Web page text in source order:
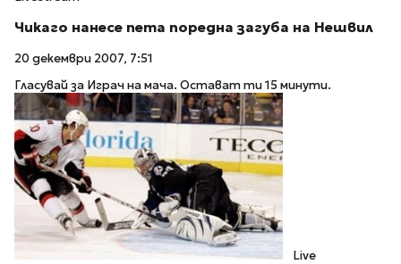
Чикаго нанесе пета поредна загуба на Нешвил
20 декември 2007, 7:51
Гласувай за Играч на мача. Остават ти 15 минути.
Live